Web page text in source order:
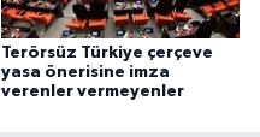
Terörsüz Türkiye çerçeve
yasa önerisine imza
verenler vermeyenler